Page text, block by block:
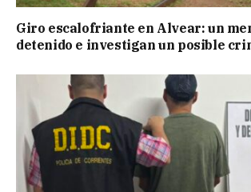
Giro escalofriante en Alvear: un
detenido e investigan un posible